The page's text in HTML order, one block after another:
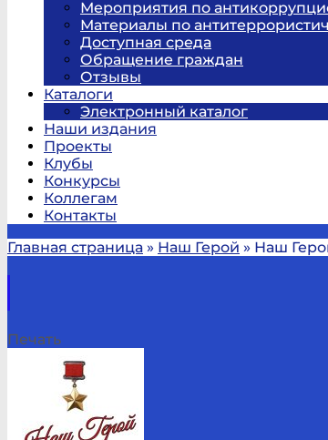
Мероприятия по
Материалы по
Доступная среда
Обращение граждан
Отзывы
Каталоги
Электронный каталог
Наши издания
Проекты
Клубы
Конкурсы
Коллегам
Контакты
Главная страница » Наш Герой » Наш
Печать